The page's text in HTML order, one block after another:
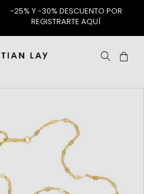
-25% Y -30% DESCUENTO POR
REGISTRARTE AQUÍ